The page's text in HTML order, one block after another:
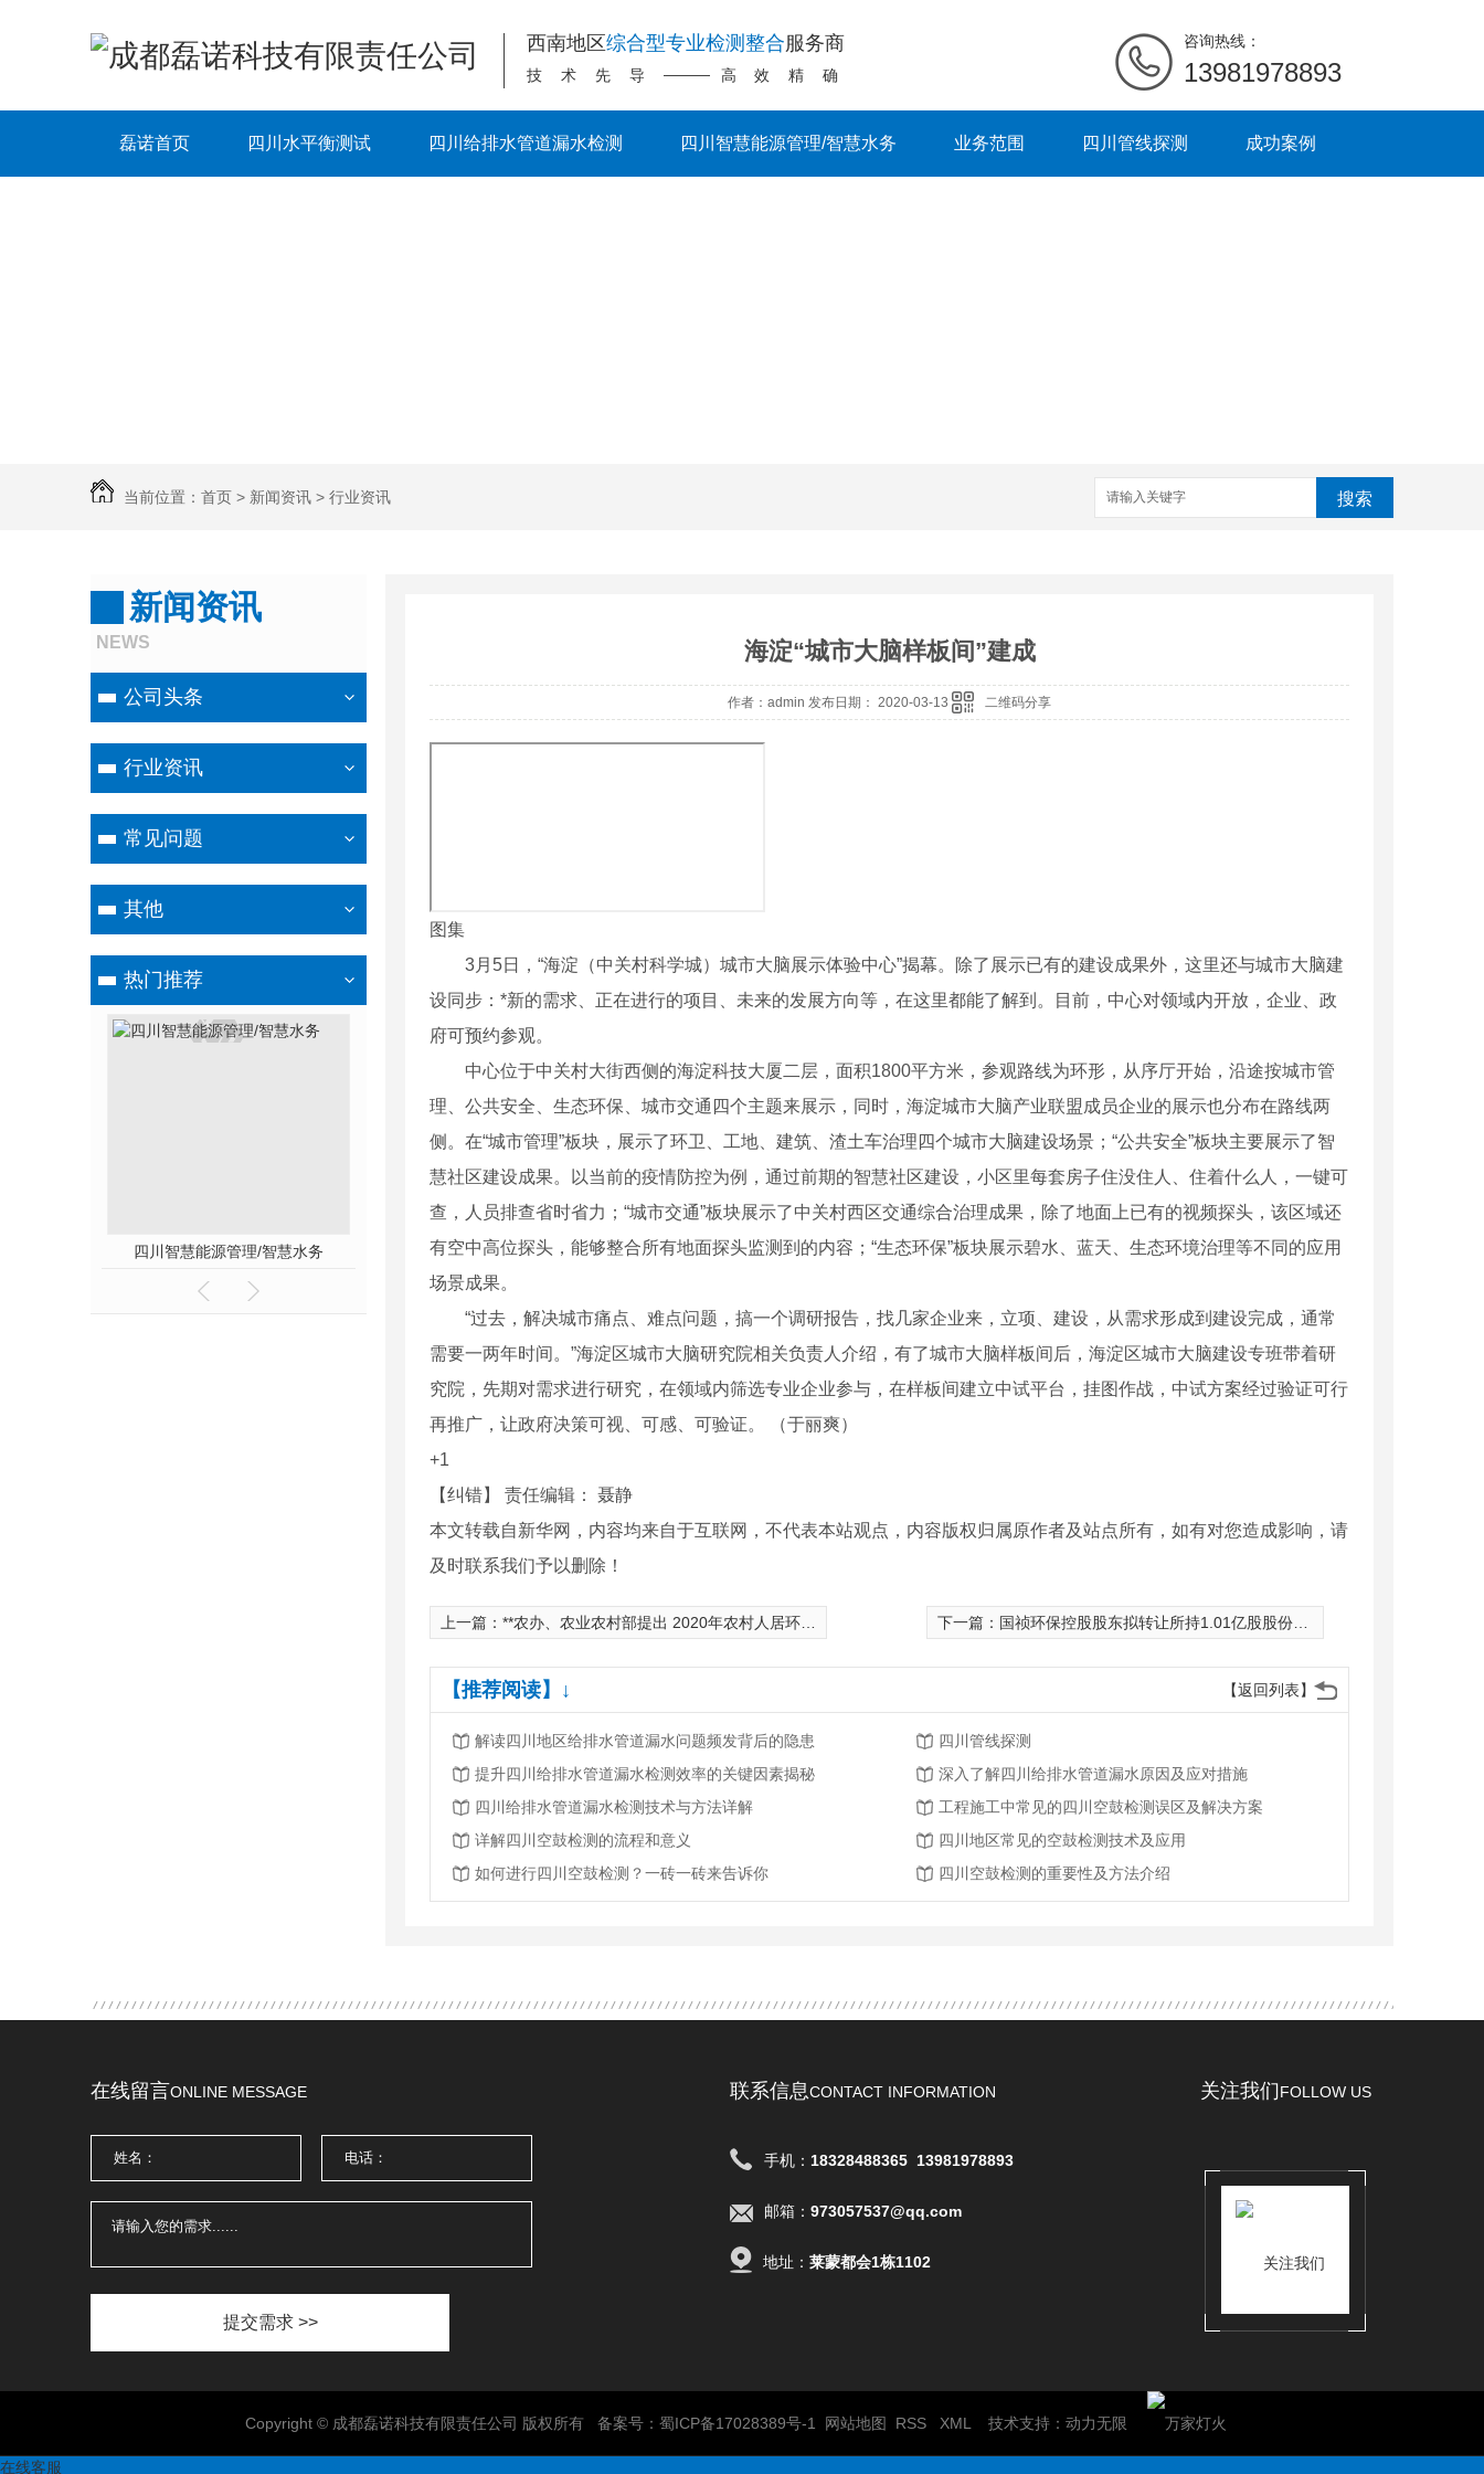
西南地区综合型专业检测整合服务商
技术先导 高效精确
咨询热线：
13981978893
磊诺首页 四川水平衡测试 四川给排水管道漏水检测 四川智慧能源管理/智慧水务 业务范围 四川管线探测 成功案例
当前位置： 首页 > 新闻资讯 > 行业资讯 搜索
新闻资讯
NEWS
公司头条
行业资讯
常见问题
其他
热门推荐
四川智慧能源管理/智慧水务 四川给排水管道漏水检测-电子听音杆 四川水平衡测试厂家 四川空洞检测公司 四川空鼓检测设计
海淀“城市大脑样板间”建成
作者：admin 发布日期： 2020-03-13 二维码分享
图集
3月5日，“海淀（中关村科学城）城市大脑展示体验中心”揭幕。除了展示已有的建设成果外，这里还与城市大脑建
设同步：*新的需求、正在进行的项目、未来的发展方向等，在这里都能了解到。目前，中心对领域内开放，企业、政
府可预约参观。
中心位于中关村大街西侧的海淀科技大厦二层，面积1800平方米，参观路线为环形，从序厅开始，沿途按城市管
理、公共安全、生态环保、城市交通四个主题来展示，同时，海淀城市大脑产业联盟成员企业的展示也分布在路线两
侧。在“城市管理”板块，展示了环卫、工地、建筑、渣土车治理四个城市大脑建设场景；“公共安全”板块主要展示了智
慧社区建设成果。以当前的疫情防控为例，通过前期的智慧社区建设，小区里每套房子住没住人、住着什么人，一键可
查，人员排查省时省力；“城市交通”板块展示了中关村西区交通综合治理成果，除了地面上已有的视频探头，该区域还
有空中高位探头，能够整合所有地面探头监测到的内容；“生态环保”板块展示碧水、蓝天、生态环境治理等不同的应用
场景成果。
“过去，解决城市痛点、难点问题，搞一个调研报告，找几家企业来，立项、建设，从需求形成到建设完成，通常
需要一两年时间。”海淀区城市大脑研究院相关负责人介绍，有了城市大脑样板间后，海淀区城市大脑建设专班带着研
究院，先期对需求进行研究，在领域内筛选专业企业参与，在样板间建立中试平台，挂图作战，中试方案经过验证可行
再推广，让政府决策可视、可感、可验证。 （于丽爽）
+1
【纠错】 责任编辑： 聂静
本文转载自新华网，内容均来自于互联网，不代表本站观点，内容版权归属原作者及站点所有，如有对您造成影响，请
及时联系我们予以删除！
上一篇： **农办、农业农村部提出 2020年农村人居环境整治50项举措 下一篇： 国祯环保控股股东拟转让所持1.01亿股股份予中节能
【返回列表】
【推荐阅读】↓
解读四川地区给排水管道漏水问题频发背后的隐患
四川管线探测
提升四川给排水管道漏水检测效率的关键因素揭秘
深入了解四川给排水管道漏水原因及应对措施
四川给排水管道漏水检测技术与方法详解
工程施工中常见的四川空鼓检测误区及解决方案
详解四川空鼓检测的流程和意义
四川地区常见的空鼓检测技术及应用
如何进行四川空鼓检测？一砖一砖来告诉你
四川空鼓检测的重要性及方法介绍
在线留言ONLINE MESSAGE
提交需求 >>
联系信息CONTACT INFORMATION
手机： 18328488365 13981978893
邮箱： 973057537@qq.com
地址： 莱蒙都会1栋1102
关注我们FOLLOW US
Copyright © 成都磊诺科技有限责任公司 版权所有 备案号： 蜀ICP备17028389号-1 网站地图 RSS XML 技术支持： 动力无限
在线客服